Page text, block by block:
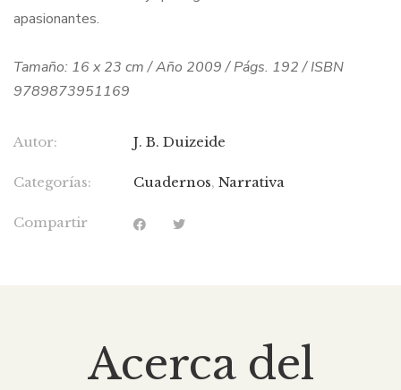
apasionantes.
Tamaño: 16 x 23 cm / Año 2009 / Págs. 192 / ISBN
9789873951169
Autor: J. B. Duizeide
Categorías: Cuadernos, Narrativa
Compartir
Acerca del